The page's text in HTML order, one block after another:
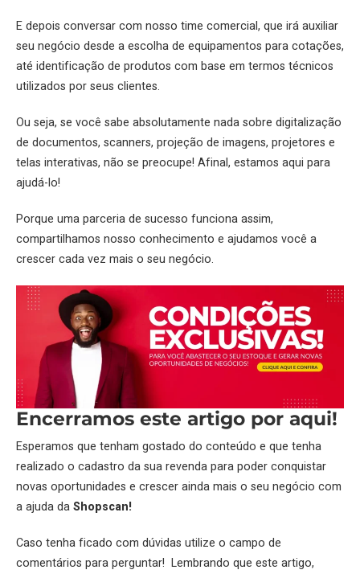
E depois conversar com nosso time comercial, que irá auxiliar
seu negócio desde a escolha de equipamentos para cotações,
até identificação de produtos com base em termos técnicos
utilizados por seus clientes.
Ou seja, se você sabe absolutamente nada sobre digitalização
de documentos, scanners, projeção de imagens, projetores e
telas interativas, não se preocupe! Afinal, estamos aqui para
ajudá-lo!
Porque uma parceria de sucesso funciona assim,
compartilhamos nosso conhecimento e ajudamos você a
crescer cada vez mais o seu negócio.
Encerramos este artigo por aqui!
Esperamos que tenham gostado do conteúdo e que tenha
realizado o cadastro da sua revenda para poder conquistar
novas oportunidades e crescer ainda mais o seu negócio com
a ajuda daShopscan!
Caso tenha ficado com dúvidas utilize o campo de
comentários para perguntar! Lembrando que este artigo,